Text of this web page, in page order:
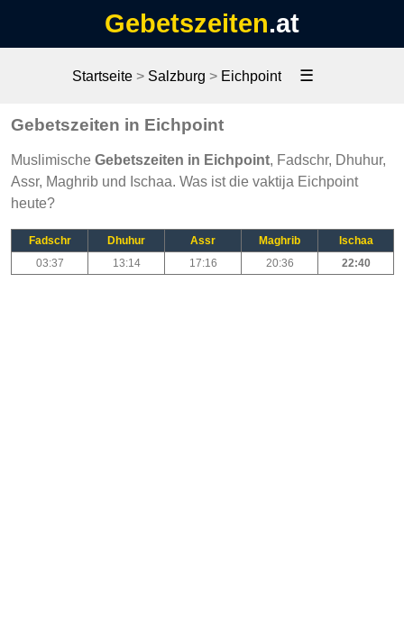
Gebetszeiten.at
Startseite > Salzburg > Eichpoint ☰
Gebetszeiten in Eichpoint
Muslimische Gebetszeiten in Eichpoint, Fadschr, Dhuhur,
Assr, Maghrib und Ischaa. Was ist die vaktija Eichpoint
heute?
Fadschr Dhuhur Assr Maghrib
Ischaa
03:37
13:14 17:16 20:36 22:40